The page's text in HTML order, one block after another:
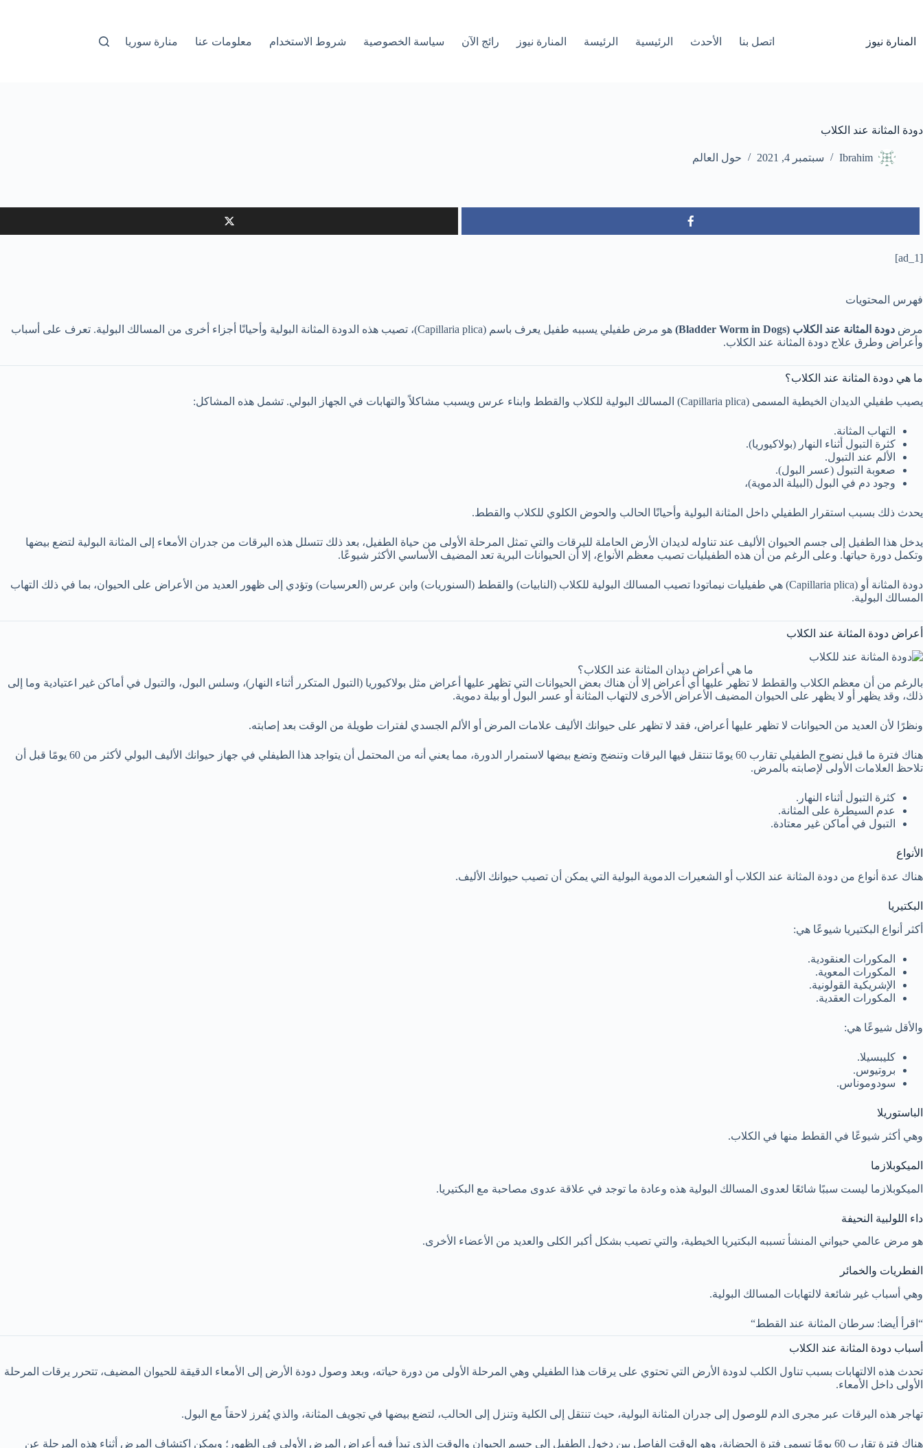
المنارة نيوز اتصل بنا الأحدث الرئيسية الرئیسة المنارة نيوز رائج الآن سياسة الخصوصية شروط الاستخدام معلومات عنا منارة سوريا
دودة المثانة عند الكلاب
Ibrahim سبتمبر 4, 2021 حول العالم
[ad_1]
فهرس المحتويات
مرض دودة المثانة عند الكلاب (Bladder Worm in Dogs)
هو مرض طفيلي يسببه طفيل يعرف باسم (Capillaria plica)، تصيب هذه الدودة المثانة البولية وأحيانًا أجزاء أخرى من المسالك البولية. تعرف على أسباب
وأعراض وطرق علاج دودة المثانة عند الكلاب.
ما هي دودة المثانة عند الكلاب؟
يصيب طفيلي الديدان الخيطية المسمى (Capillaria plica) المسالك البولية للكلاب والقطط وابناء عرس ويسبب مشاكلاً والتهابات في الجهاز البولي. تشمل هذه المشاكل:
التهاب المثانة.
كثرة التبول أثناء النهار (بولاكيوريا).
الألم عند التبول.
صعوبة التبول (عسر البول).
وجود دم في البول (البيلة الدموية)،
يحدث ذلك بسبب استقرار الطفيلي داخل المثانة البولية وأحيانًا الحالب والحوض الكلوي للكلاب والقطط.
يدخل هذا الطفيل إلى جسم الحيوان الأليف عند تناوله لديدان الأرض الحاملة لليرقات والتي تمثل المرحلة الأولى من حياة الطفيل، بعد ذلك تتسلل هذه اليرقات من جدران الأمعاء إلى المثانة البولية لتضع بيضها
وتكمل دورة حياتها. وعلى الرغم من أن هذه الطفيليات تصيب معظم الأنواع، إلا أن الحيوانات البرية تعد المضيف الأساسي الأكثر شيوعًا.
دودة المثانة أو (Capillaria plica) هي طفيليات نيماتودا تصيب المسالك البولية للكلاب (النابيات) والقطط (السنوريات) وابن عرس (العرسيات) وتؤدي إلى ظهور العديد من الأعراض على الحيوان، بما في ذلك التهاب
المسالك البولية.
أعراض دودة المثانة عند الكلاب
ما هي أعراض ديدان المثانة عند الكلاب؟
بالرغم من أن معظم الكلاب والقطط لا تظهر عليها أي أعراض إلا أن هناك بعض الحيوانات التي تظهر عليها أعراض مثل بولاكيوريا (التبول المتكرر أثناء النهار)، وسلس البول، والتبول في أماكن غير اعتيادية وما إلى
ذلك، وقد يظهر أو لا يظهر على الحيوان المضيف الأعراض الأخرى لالتهاب المثانة أو عسر البول أو بيلة دموية.
ونظرًا لأن العديد من الحيوانات لا تظهر عليها أعراض، فقد لا تظهر على حيوانك الأليف علامات المرض أو الألم الجسدي لفترات طويلة من الوقت بعد إصابته.
هناك فترة ما قبل نضوج الطفيلي تقارب 60 يومًا تنتقل فيها اليرقات وتنضج وتضع بيضها لاستمرار الدورة، مما يعني أنه من المحتمل أن يتواجد هذا الطيفلي في جهاز حيوانك الأليف البولي لأكثر من 60 يومًا قبل أن
تلاحظ العلامات الأولى لإصابته بالمرض.
كثرة التبول أثناء النهار.
عدم السيطرة على المثانة.
التبول في أماكن غير معتادة.
الأنواع
هناك عدة أنواع من دودة المثانة عند الكلاب أو الشعيرات الدموية البولية التي يمكن أن تصيب حيوانك الأليف.
البكتيريا
أكثر أنواع البكتيريا شيوعًا هي:
المكورات العنقودية.
المكورات المعوية.
الإشريكية القولونية.
المكورات العقدية.
والأقل شيوعًا هي:
كليبسيلا.
بروتيوس.
سودوموناس.
الباستوريلا
وهي أكثر شيوعًا في القطط منها في الكلاب.
الميكوبلازما
الميكوبلازما ليست سببًا شائعًا لعدوى المسالك البولية هذه وعادة ما توجد في علاقة عدوى مصاحبة مع البكتيريا.
داء اللولبية النحيفة
هو مرض عالمي حيواني المنشأ تسببه البكتيريا الخيطية، والتي تصيب بشكل أكبر الكلى والعديد من الأعضاء الأخرى.
الفطريات والخمائر
وهي أسباب غير شائعة لالتهابات المسالك البولية.
“اقرأ أيضا: سرطان المثانة عند القطط“
أسباب دودة المثانة عند الكلاب
تحدث هذه الالتهابات بسبب تناول الكلب لدودة الأرض التي تحتوي على يرقات هذا الطفيلي وهي المرحلة الأولى من دورة حياته، وبعد وصول دودة الأرض إلى الأمعاء الدقيقة للحيوان المضيف، تتحرر يرقات المرحلة
الأولى داخل الأمعاء.
تهاجر هذه اليرقات عبر مجرى الدم للوصول إلى جدران المثانة البولية، حيث تنتقل إلى الكلية وتنزل إلى الحالب، لتضع بيضها في تجويف المثانة، والذي يُفرز لاحقاً مع البول.
هناك فترة تقارب 60 يومًا تسمى فترة الحضانة، وهو الوقت الفاصل بين دخول الطفيل إلى جسم الحيوان والوقت الذي تبدأ فيه أعراض المرض الأولى في الظهور؛ ويمكن اكتشاف المرض أثناء هذه المرحلة عن